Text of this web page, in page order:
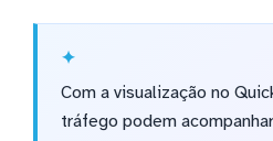
Com a visualização no
tráfego podem